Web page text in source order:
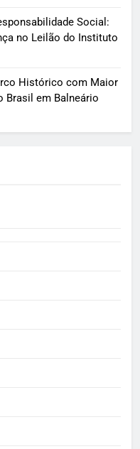
Social:
no Leilão do Instituto
Histórico com Maior
Brasil em Balneário